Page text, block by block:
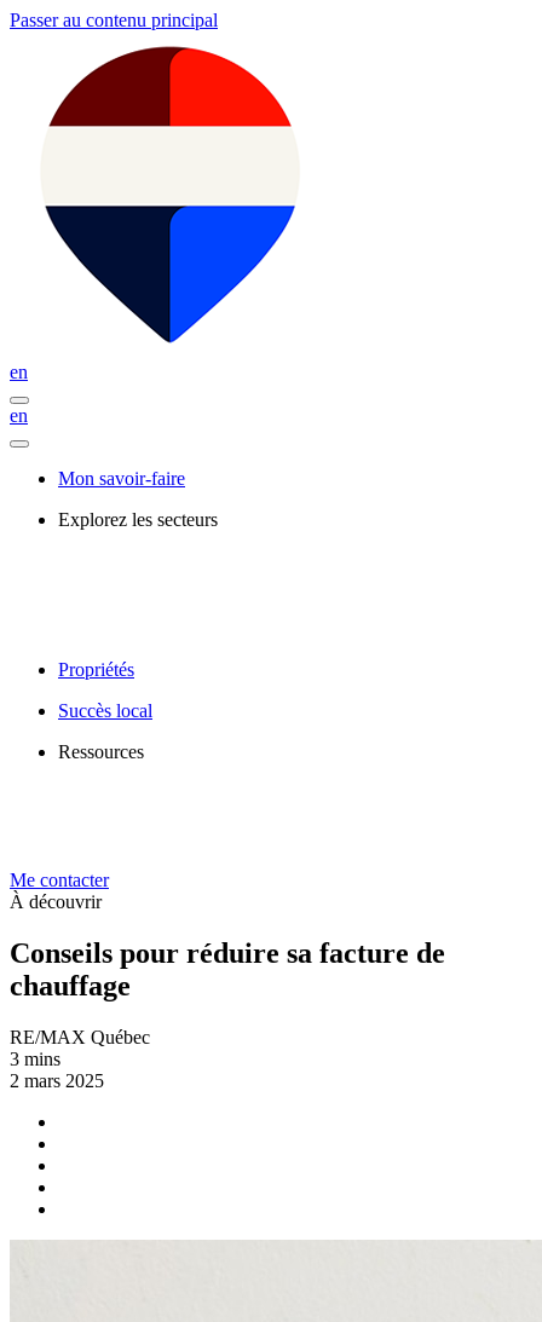
Passer au contenu principal
en
en
Mon savoir-faire
Explorez les secteurs
Propriétés
Succès local
Ressources
Me contacter
À découvrir
Conseils pour réduire sa facture de
chauffage
RE/MAX Québec
3 mins
2 mars 2025